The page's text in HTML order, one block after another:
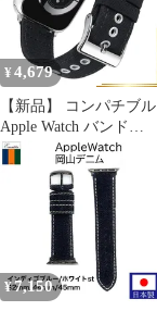
¥ 4,679
【新品】 コンパチブル
Apple Watch バンド
49mm 46mm 45mm
44mm 42mm 41mm
40mm 38mm 互換 アッ
プルウォッチバンド メ
ンズ レディース 布 キ
ャンバスウォッチ交換
ベルト コンパチブル
iWatch ベルトS 1
¥7,150